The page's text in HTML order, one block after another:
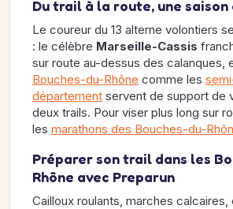
Du trail à la route, une
Le coureur du 13 alterne volontiers
: le célèbre Marseille-Cassis
sur route au-dessus des calanques,
Bouches-du-Rhône comme les
département servent de support de
deux trails. Pour viser plus long sur
les marathons des Bouches-du-
Préparer son trail dans les
Rhône avec Preparun
Cailloux roulants, marches calcaires,